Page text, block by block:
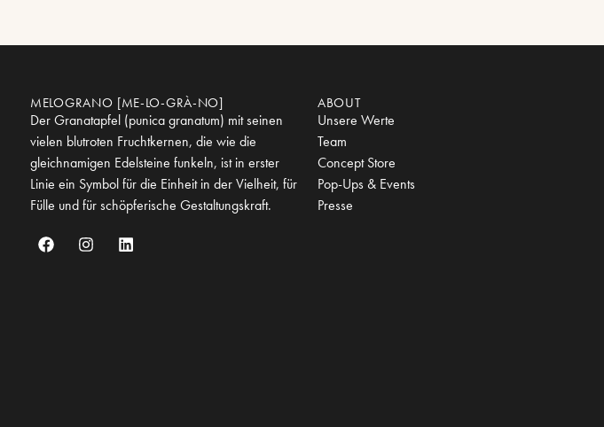
MELOGRANO [ME-LO-GRÀ-NO]
Der Granatapfel (punica granatum) mit seinen
vielen blutroten Fruchtkernen, die wie die
gleichnamigen Edelsteine funkeln, ist in erster
Linie ein Symbol für die Einheit in der Vielheit, für
Fülle und für schöpferische Gestaltungskraft.
ABOUT
Unsere Werte
Team
Concept Store
Pop-Ups & Events
Presse